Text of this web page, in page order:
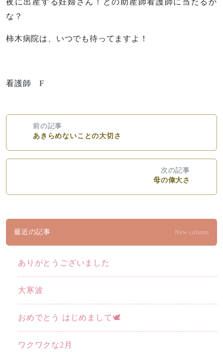
夜に出産する妊婦さん！どの助産師看護師に当たるか
な？
柿木病院は、いつでも待ってますよ！
看護師 F
前の記事
あきらめないことの大切さ
次の記事
母の偉大さ
最近の記事 New column
ありがとうございました
大寒波
おめでとう はじめまして🕊️
ワクワクな2月